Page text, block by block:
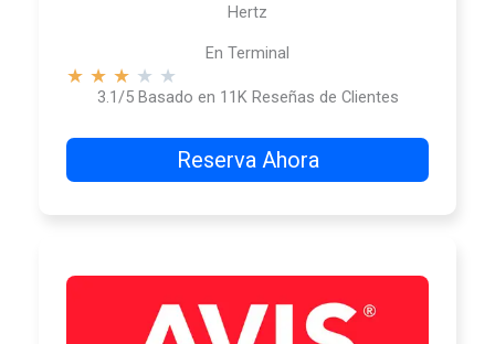
Hertz
En Terminal
★ ★ ★ ★ ★
3.1/5 Basado en 11K Reseñas de Clientes
Reserva Ahora